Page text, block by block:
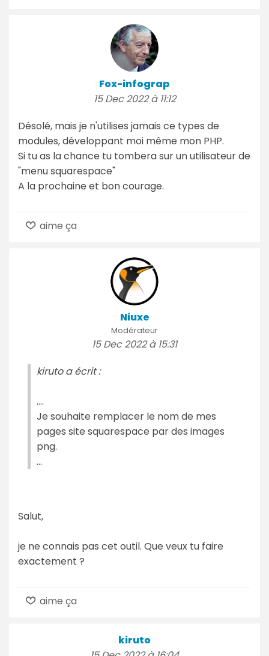
Fox-infograp
15 Dec 2022 à 11:12
Désolé, mais je n'utilises jamais ce types de
modules, développant moi même mon PHP.
Si tu as la chance tu tombera sur un utilisateur de
"menu squarespace"
A la prochaine et bon courage.
aime ça
Niuxe
Modérateur
15 Dec 2022 à 15:31
kiruto a écrit :
....
Je souhaite remplacer le nom de mes
pages site squarespace par des images
png.
...
Salut,
je ne connais pas cet outil. Que veux tu faire
exactement ?
aime ça
kiruto